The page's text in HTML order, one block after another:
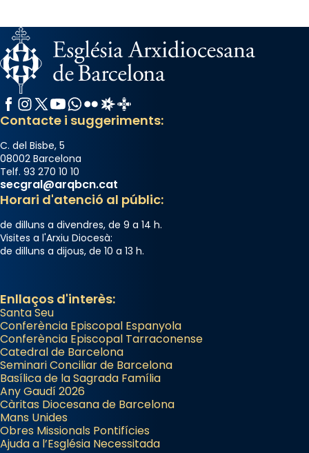
Facebook
Instagram
X / Twitter
YouTube
WhatsApp
FlickrRadio Estel
Catalunya Cristiana
Contacte i suggeriments:
C. del Bisbe, 5
08002 Barcelona
Telf. 93 270 10 10
secgral@arqbcn.cat
Horari d'atenció al públic:
de dilluns a divendres, de 9 a 14 h.
Visites a l'Arxiu Diocesà:
de dilluns a dijous, de 10 a 13 h.
Enllaços d'interès:
Santa Seu
Conferència Episcopal Espanyola
Conferència Episcopal Tarraconense
Catedral de Barcelona
Seminari Conciliar de Barcelona
Basílica de la Sagrada Família
Any Gaudí 2026
Càritas Diocesana de Barcelona
Mans Unides
Obres Missionals Pontifícies
Ajuda a l’Església Necessitada